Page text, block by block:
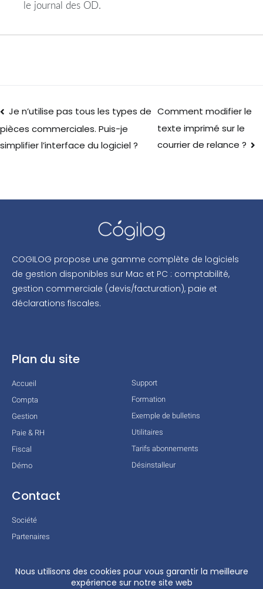
le journal des OD.
Je n’utilise pas tous les types de
pièces commerciales. Puis-je
simplifier l’interface du logiciel ?
Comment modifier le
texte imprimé sur le
courrier de relance ?
COGILOG propose une gamme complète de logiciels
de gestion disponibles sur Mac et PC : comptabilité,
gestion commerciale (devis/facturation), paie et
déclarations fiscales.
Plan du site
Accueil
Compta
Gestion
Paie & RH
Fiscal
Démo
Support
Formation
Exemple de bulletins
Utilitaires
Tarifs abonnements
Désinstalleur
Contact
Société
Partenaires
Mentions légales
Conditions générales